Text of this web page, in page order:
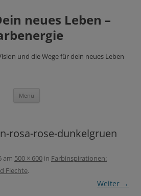
neues Leben –
und die Wege für dein neues Leben
Menü
rosa-rose-dunkelgruen
am 500 × 600 in Farbinspirationen:
Flechte.
Weiter →